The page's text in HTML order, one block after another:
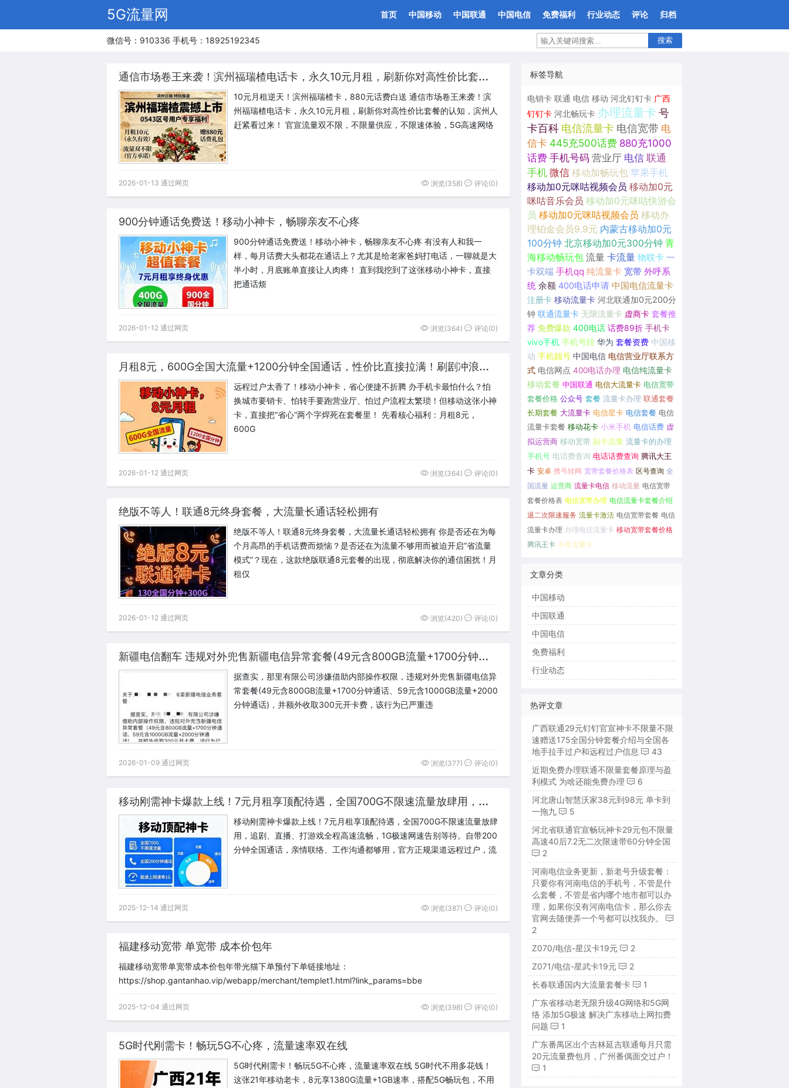
5G流量网 首页 中国移动 中国联通 中国电信 免费福利 行业动态 评论 归档
微信号：910336 手机号：18925192345 搜索
通
信市场卷王来袭！滨州福瑞楂电话卡，永久10元月租，刷新你对高性价比套餐的认知，滨州人赶紧看过来！
10元月租逆天！滨州福瑞楂卡，880元话费白送 通信市场卷王来袭！滨
州福瑞楂电话卡，永久10元月租，刷新你对高性价比套餐的认知，滨州人
赶紧看过来！ 官宣流量双不限，不限量供应，不限速体验，5G高速网络
2026-01-13 通过网页 浏览(358) 评论(0)
900分钟通话免费送！移动小神卡，畅聊亲友不心疼
900分钟通话免费送！移动小神卡，畅聊亲友不心疼 有没有人和我一
样，每月话费大头都花在通话上？尤其是给老家爸妈打电话，一聊就是大
半小时，月底账单直接让人肉疼！ 直到我挖到了这张移动小神卡，直接
把通话烦
2026-01-12 通过网页 浏览(364) 评论(0)
月
租8元，600G全国大流量+1200分钟全国通话，性价比直接拉满！刷剧冲浪无压力，畅聊亲友不心疼，日常使用完全够用！
远程过户太香了！移动小神卡，省心便捷不折腾 办手机卡最怕什么？怕
换城市要销卡、怕转手要跑营业厅、怕过户流程太繁琐！但移动这张小神
卡，直接把“省心”两个字焊死在套餐里！ 先看核心福利：月租8元，
600G
2026-01-12 通过网页 浏览(364) 评论(0)
绝版不等人！联通8元终身套餐，大流量长通话轻松拥有
绝版不等人！联通8元终身套餐，大流量长通话轻松拥有 你是否还在为每
个月高昂的手机话费而烦恼？是否还在为流量不够用而被迫开启“省流量
模式”？现在，这款绝版联通8元套餐的出现，彻底解决你的通信困扰！月
租仅
2026-01-12 通过网页 浏览(420) 评论(0)
新
疆电信翻车 违规对外兜售新疆电信异常套餐(49元含800GB流量+1700分钟通话、59元含1000GB流量+2000分钟通话)
据查实，那里有限公司涉嫌借助内部操作权限，违规对外兜售新疆电信异
常套餐(49元含800GB流量+1700分钟通话、59元含1000GB流量+2000
分钟通话)，并额外收取300元开卡费，该行为已严重违
2026-01-09 通过网页 浏览(377) 评论(0)
移
动刚需神卡爆款上线！7元月租享顶配待遇，全国700G不限速流量放肆用，追剧、直播、打游戏全程高速流畅，1G极速网速告别等待
移动刚需神卡爆款上线！7元月租享顶配待遇，全国700G不限速流量放肆
用，追剧、直播、打游戏全程高速流畅，1G极速网速告别等待。自带200
分钟全国通话，亲情联络、工作沟通都够用，官方正规渠道远程过户，流
2025-12-14 通过网页 浏览(387) 评论(0)
福建移动宽带 单宽带 成本价包年
福建移动宽带单宽带成本价包年带光猫下单预付下单链接地址：
https://shop.gantanhao.vip/webapp/merchant/templet1.html?link_params=bbe
2025-12-04 通过网页 浏览(398) 评论(0)
5G时代刚需卡！畅玩5G不心疼，流量速率双在线
5G时代刚需卡！畅玩5G不心疼，流量速率双在线 5G时代不用多花钱！
这张21年移动老卡，8元享1380G流量+1GB速率，搭配5G畅玩包，不用
标签导航
电销卡 联通 电信 移动 河北钉钉卡 广西
钉钉卡 河北畅玩卡 办理流量卡 号
卡百科 电信流量卡 电信宽带 电
信卡 445充500话费 880充1000
话费 手机号码 营业厅 电信 联通
手机 微信 移动加畅玩包 苹果手机
移动加0元咪咕视频会员 移动加0元
咪咕音乐会员 移动加0元咪咕快游会
员 移动加0元咪咕视频会员 移动办
理铂金会员9.9元 内蒙古移动加0元
100分钟 北京移动加0元300分钟 青
海移动畅玩包 流量 卡流量 物联卡 一
卡双端 手机qq 纯流量卡 宽带 外呼系
统 余额 400电话申请 中国电信流量卡
注册卡 移动流量卡 河北联通加0元200分
钟 联通流量卡 无限流量卡 虚商卡 套餐推
荐 免费爆款 400电话 话费89折 手机卡
vivo手机 手机号段 华为 套餐资费 中国移
动 手机靓号 中国电信 电信营业厅联系方
式 电信网点 400电话办理 电信纯流量卡
移动套餐 中国联通 电信大流量卡 电信宽带
套餐价格 公众号 套餐 流量卡办理 联通套餐
长期套餐 大流量卡 电信星卡 电信套餐 电信
流量卡套餐 移动花卡 小米手机 电信话费 虚
拟运营商 移动宽带 副卡流量 流量卡的办理
手机号 电话费查询 电话话费查询 腾讯大王
卡 安卓 携号转网 宽带套餐价格表 区号查询 全
国流量 运营商 流量卡电信 移动流量 电信宽带
套餐价格表 电信宽带办理 电信流量卡套餐介绍
退二次限速服务 流量卡激活 电信宽带套餐 电信
流量卡办理 办理电信流量卡 移动宽带套餐价格
腾讯王卡 不限流量卡
文章分类
中国移动
中国联通
中国电信
免费福利
行业动态
热评文章
广西联通29元钉钉官宣神卡不限量不限
速赠送175全国分钟套餐介绍与全国各
地手拉手过户和远程过户信息
43
近期免费办理联通不限量套餐原理与盈
利模式 为啥还能免费办理
6
河北唐山智慧沃家38元到98元 单卡到
一拖九
5
河北省联通官宣畅玩神卡29元包不限量
高速40后7.2无二次限速带60分钟全国
2
河南电信业务更新，新老号升级套餐：
只要你有河南电信的手机号，不管是什
么套餐，不管是省内哪个地市都可以办
理，如果你没有河南电信卡，那么你去
官网去随便弄一个号都可以找我办。
2
Z070/电信-星汉卡19元
2
Z071/电信-星武卡19元
2
长春联通国内大流量套餐卡
1
广东省移动老无限升级4G网络和5G网
络 添加5G极速 解决广东移动上网扣费
问题
1
广东番禺区出个吉林延吉联通每月只需
20元流量费包月，广州番偶面交过户！
1